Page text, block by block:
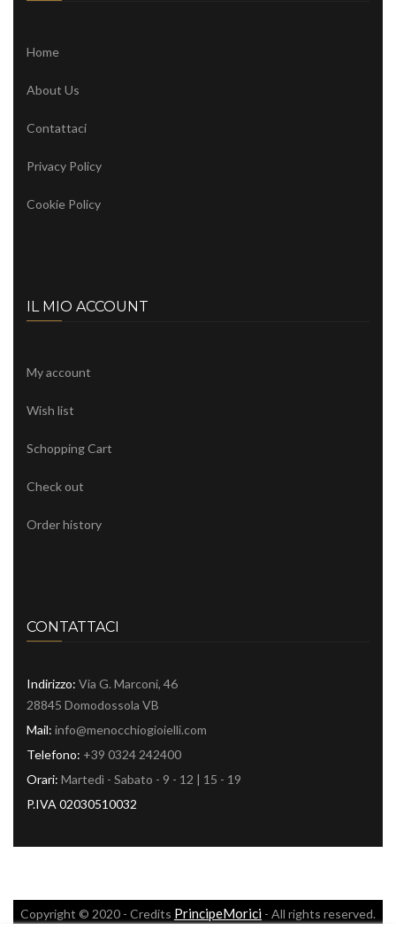
Home
About Us
Contattaci
Privacy Policy
Cookie Policy
IL MIO ACCOUNT
My account
Wish list
Schopping Cart
Check out
Order history
CONTATTACI
Indirizzo: Via G. Marconi, 46
28845 Domodossola VB
Mail: info@menocchiogioielli.com
Telefono: +39 0324 242400
Orari: Martedì - Sabato - 9 - 12 | 15 - 19
P.IVA 02030510032
Copyright © 2020 - Credits PrincipeMorici - All rights reserved.